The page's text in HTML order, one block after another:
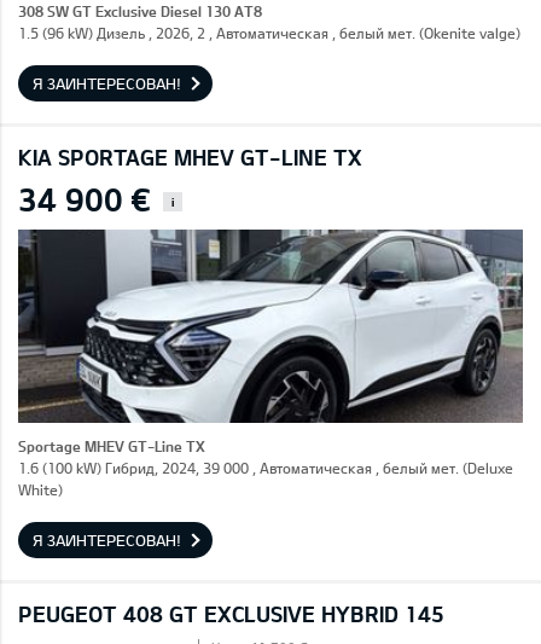
308 SW GT Exclusive Diesel 130 AT8
1.5 (96 kW) Дизель , 2026, 2 , Автоматическая , белый мет. (Okenite valge)
Я ЗАИНТЕРЕСОВАН!
KIA SPORTAGE MHEV GT-LINE TX
34 900 € i
Sportage MHEV GT-Line TX
1.6 (100 kW) Гибрид, 2024, 39 000 , Автоматическая , белый мет. (Deluxe
White)
Я ЗАИНТЕРЕСОВАН!
PEUGEOT 408 GT EXCLUSIVE HYBRID 145